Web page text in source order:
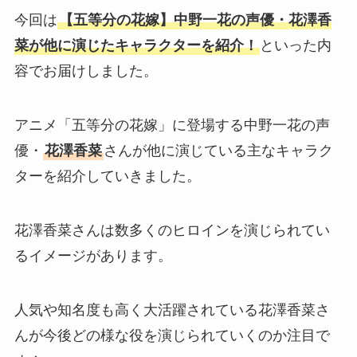
今回は【五等分の花嫁】中野一花の声優・花澤香
菜が他に演じたキャラクターを紹介！といった内
容でお届けしました。
アニメ「五等分の花嫁」に登場する中野一花の声
優・ 花澤香菜さんが他に演じている主なキャラク
ターを紹介していきました。
花澤香菜さんは数多くのヒロインを演じられてい
るイメージがあります。
人気や知名度も高く大活躍されている花澤香菜さ
んが今後どの様な役を演じられていくのか注目で